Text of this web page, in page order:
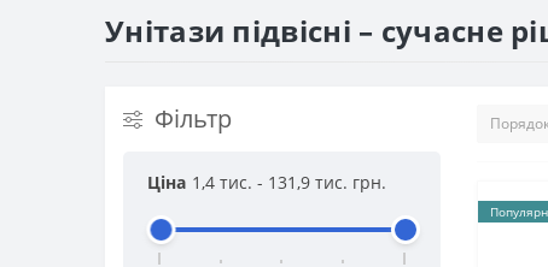
Унітази підвісні – сучасне
Фільтр
1,4 тис. - 131,9 тис. грн.
Ціна